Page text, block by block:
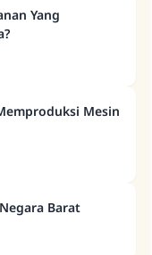
baur itu
di antara
hubungan
Yang
Mesin
Barat
untuk umat